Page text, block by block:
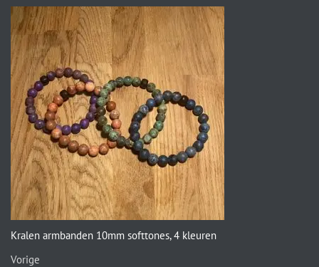
Kralen armbanden 10mm softtones, 4 kleuren
Vorige